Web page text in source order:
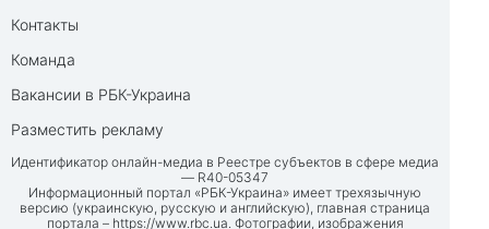
Контакты
Команда
Вакансии в РБК-Украина
Разместить рекламу
Идентификатор онлайн-медиа в Реестре субъектов в сфере медиа
— R40-05347
Информационный портал «РБК-Украина» имеет трехязычную
версию (украинскую, русскую и английскую), главная страница
портала – https://www.rbc.ua. Фотографии, изображения